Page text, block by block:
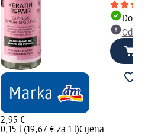
2,95 €
0,15 l (19,67 € za 1 l)Cijena